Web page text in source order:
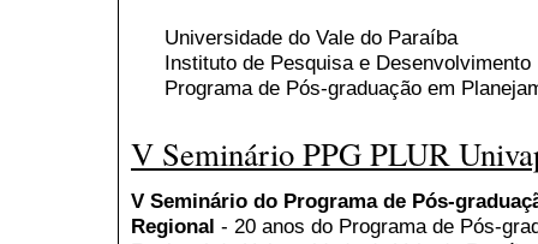
Universidade do Vale do Paraíba
Instituto de Pesquisa e Desenvolvimento
Programa de Pós-graduação em
V Seminário PPG PLUR
V Seminário do Programa de Pós-
Regional - 20 anos do Programa de Pós-